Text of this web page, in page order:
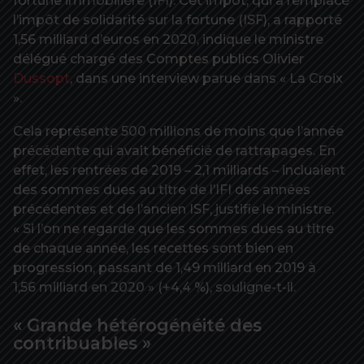
l’impôt de solidarité sur la fortune (ISF), a rapporté
1,56 milliard d’euros en 2020, indique le ministre
délégué chargé des Comptes publics Olivier
Dussopt, dans une interview parue dans « La Croix
».
Cela représente 500 millions de moins que l’année
précédente qui avait bénéficié de rattrapages. En
effet, les rentrées de 2019 – 2,1 milliards – incluaient
des sommes dues au titre de l’IFI des années
précédentes et de l’ancien ISF, justifie le ministre.
« Si l’on ne regarde que les sommes dues au titre
de chaque année, les recettes sont bien en
progression, passant de 1,49 milliard en 2019 à
1,56 milliard en 2020 » (+4,4 %), souligne-t-il.
« Grande hétérogénéité des
contribuables »